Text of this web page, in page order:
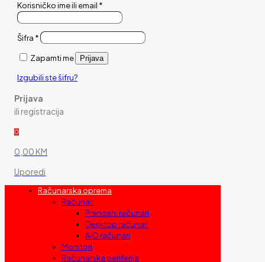
Korisničko ime ili email *
Šifra *
Zapamti me Prijava
Izgubili ste šifru?
Prijava
ili registracija
0
0,00 KM
Uporedi
Računarska oprema
Računari
Prenosni računari
Desktop računari
AIO računari
Monitori
Računarska periferija